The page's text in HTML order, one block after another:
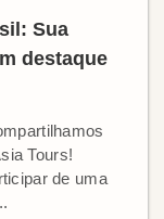
Sua
destaque
Tours!
de uma